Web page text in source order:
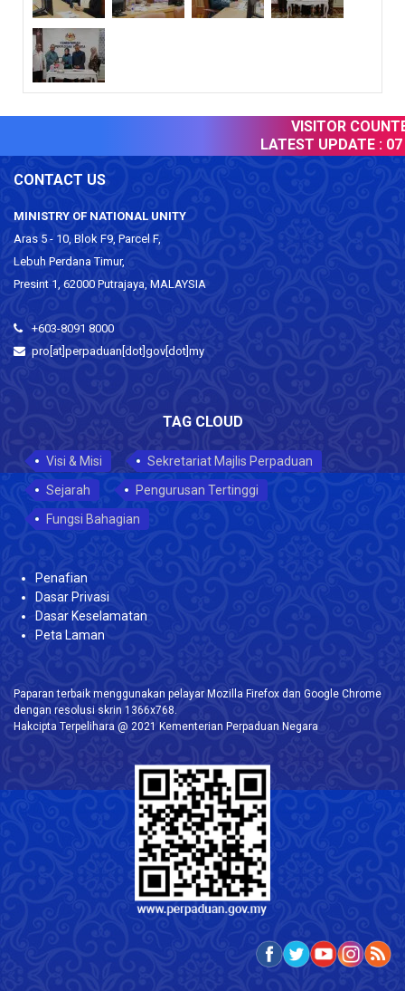
VISITOR
LATEST UPDATE : 07
CONTACT US
MINISTRY OF NATIONAL UNITY
Aras 5 - 10, Blok F9, Parcel F,
Lebuh Perdana Timur,
Presint 1, 62000 Putrajaya, MALAYSIA
+603-8091 8000
pro[at]perpaduan[dot]gov[dot]my
TAG CLOUD
Visi & Misi
Sekretariat Majlis Perpaduan
Sejarah
Pengurusan Tertinggi
Fungsi Bahagian
Penafian
Dasar Privasi
Dasar Keselamatan
Peta Laman
Paparan terbaik menggunakan pelayar Mozilla Firefox dan Google Chrome
dengan resolusi skrin 1366x768.
Hakcipta Terpelihara @ 2021 Kementerian Perpaduan Negara